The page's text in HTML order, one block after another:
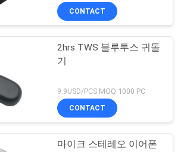
CONTACT
2hrs TWS 블루투스 귀돌
기
9.9USD/PCS MOQ:1000 PC
CONTACT
마이크 스테레오 이어폰